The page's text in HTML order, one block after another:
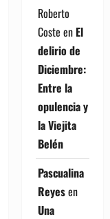
Roberto
Coste en El
delirio de
Diciembre:
Entre la
opulencia y
la Viejita
Belén
Pascualina
Reyesen
Una